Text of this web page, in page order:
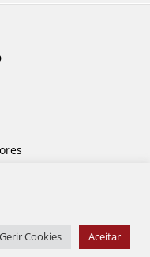
Gerir Cookies Aceitar